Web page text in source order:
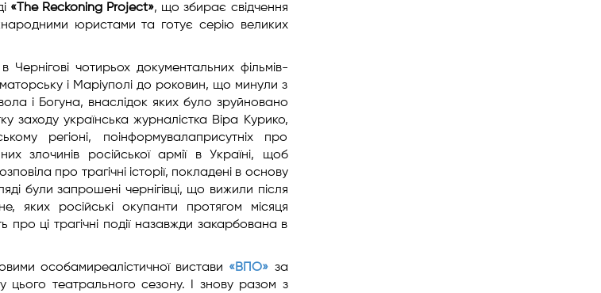
«The Reckoning Project», що збирає свідчення
юристами та готує серію великих
чотирьох документальних фільмів-
і Маріуполі до роковин, що минули з
і Богуна, внаслідок яких було зруйновано
заходу українська журналістка Віра Курико,
регіоні, поінформувалаприсутніх про
злочинів російської армії в Україні, щоб
про трагічні історії, покладені в основу
були запрошені чернігівці, що вижили після
яких російські окупанти протягом місяця
про ці трагічні події назавжди закарбована в
особамиреалістичної вистави «ВПО» за
цього театрального сезону. І знову разом з